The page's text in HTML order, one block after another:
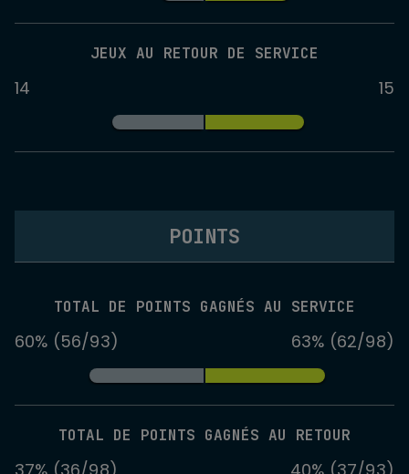
JEUX AU RETOUR DE SERVICE
14 15
POINTS
TOTAL DE POINTS GAGNÉS AU SERVICE
60% (56/93) 63% (62/98)
TOTAL DE POINTS GAGNÉS AU RETOUR